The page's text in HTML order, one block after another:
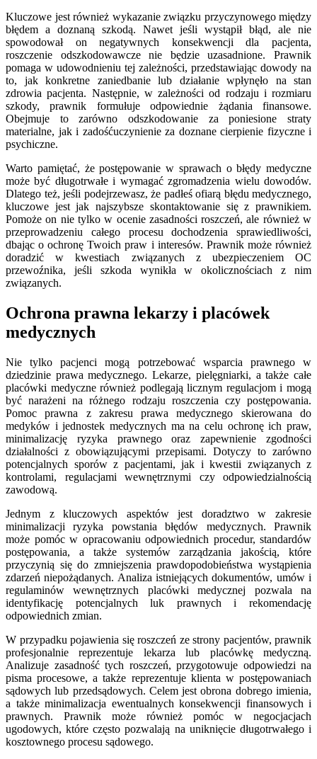
Kluczowe jest również wykazanie związku przyczynowego między
błędem a doznaną szkodą. Nawet jeśli wystąpił błąd, ale nie
spowodował on negatywnych konsekwencji dla pacjenta,
roszczenie odszkodowawcze nie będzie uzasadnione. Prawnik
pomaga w udowodnieniu tej zależności, przedstawiając dowody na
to, jak konkretne zaniedbanie lub działanie wpłynęło na stan
zdrowia pacjenta. Następnie, w zależności od rodzaju i rozmiaru
szkody, prawnik formułuje odpowiednie żądania finansowe.
Obejmuje to zarówno odszkodowanie za poniesione straty
materialne, jak i zadośćuczynienie za doznane cierpienie fizyczne i
psychiczne.
Warto pamiętać, że postępowanie w sprawach o błędy medyczne
może być długotrwałe i wymagać zgromadzenia wielu dowodów.
Dlatego też, jeśli podejrzewasz, że padłeś ofiarą błędu medycznego,
kluczowe jest jak najszybsze skontaktowanie się z prawnikiem.
Pomoże on nie tylko w ocenie zasadności roszczeń, ale również w
przeprowadzeniu całego procesu dochodzenia sprawiedliwości,
dbając o ochronę Twoich praw i interesów. Prawnik może również
doradzić w kwestiach związanych z ubezpieczeniem OC
przewoźnika, jeśli szkoda wynikła w okolicznościach z nim
związanych.
Ochrona prawna lekarzy i placówek
medycznych
Nie tylko pacjenci mogą potrzebować wsparcia prawnego w
dziedzinie prawa medycznego. Lekarze, pielęgniarki, a także całe
placówki medyczne również podlegają licznym regulacjom i mogą
być narażeni na różnego rodzaju roszczenia czy postępowania.
Pomoc prawna z zakresu prawa medycznego skierowana do
medyków i jednostek medycznych ma na celu ochronę ich praw,
minimalizację ryzyka prawnego oraz zapewnienie zgodności
działalności z obowiązującymi przepisami. Dotyczy to zarówno
potencjalnych sporów z pacjentami, jak i kwestii związanych z
kontrolami, regulacjami wewnętrznymi czy odpowiedzialnością
zawodową.
Jednym z kluczowych aspektów jest doradztwo w zakresie
minimalizacji ryzyka powstania błędów medycznych. Prawnik
może pomóc w opracowaniu odpowiednich procedur, standardów
postępowania, a także systemów zarządzania jakością, które
przyczynią się do zmniejszenia prawdopodobieństwa wystąpienia
zdarzeń niepożądanych. Analiza istniejących dokumentów, umów i
regulaminów wewnętrznych placówki medycznej pozwala na
identyfikację potencjalnych luk prawnych i rekomendację
odpowiednich zmian.
W przypadku pojawienia się roszczeń ze strony pacjentów, prawnik
profesjonalnie reprezentuje lekarza lub placówkę medyczną.
Analizuje zasadność tych roszczeń, przygotowuje odpowiedzi na
pisma procesowe, a także reprezentuje klienta w postępowaniach
sądowych lub przedsądowych. Celem jest obrona dobrego imienia,
a także minimalizacja ewentualnych konsekwencji finansowych i
prawnych. Prawnik może również pomóc w negocjacjach
ugodowych, które często pozwalają na uniknięcie długotrwałego i
kosztownego procesu sądowego.